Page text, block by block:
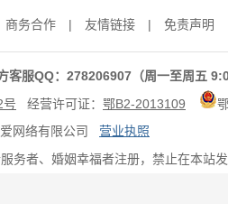
商务合作 | 友情链接 | 免责声明
服QQ：278206907（周一至周五
号 经营许可证： 鄂B2-2013109
网络有限公司 营业执照
务者、婚姻幸福者注册，禁止在本站